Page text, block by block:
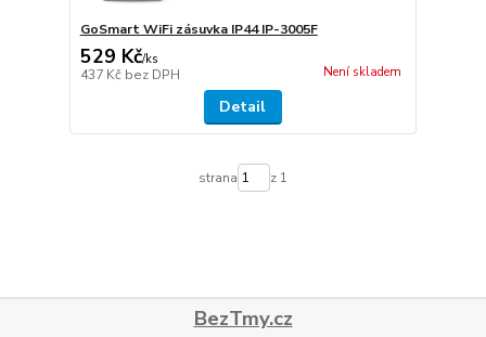
GoSmart WiFi zásuvka IP44 IP-3005F
529 Kč/ks
437 Kč bez DPH Není skladem
Detail
strana z 1
BezTmy.cz